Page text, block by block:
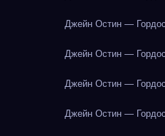
Джейн Остин —
Джейн Остин —
Джейн Остин —
Джейн Остин —